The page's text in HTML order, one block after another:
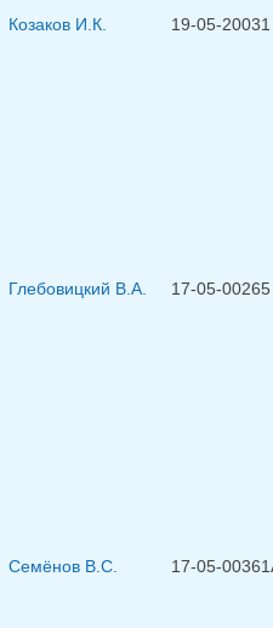
Козаков И.К. 19-05-20031
Глебовицкий В.А. 17-05-00265
Семёнов В.С. 17-05-